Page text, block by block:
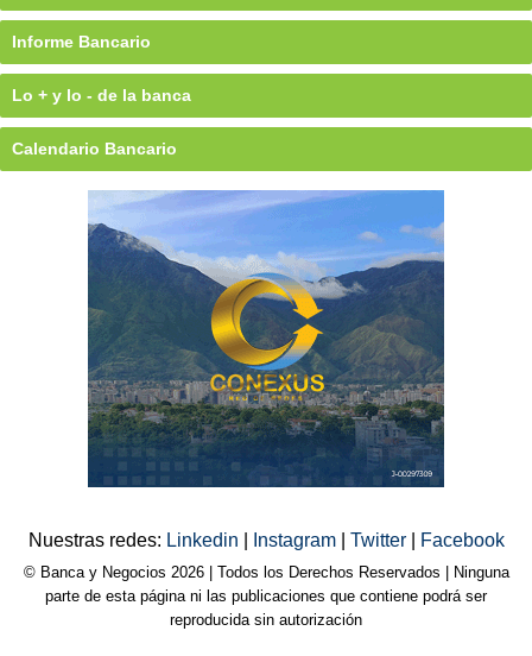
Informe Bancario
Lo + y lo - de la banca
Calendario Bancario
Nuestras redes: Linkedin Instagram Twitter Facebook
© Banca y Negocios 2026 | Todos los Derechos Reservados | Ninguna
parte de esta página ni las publicaciones que contiene podrá ser
reproducida sin autorización